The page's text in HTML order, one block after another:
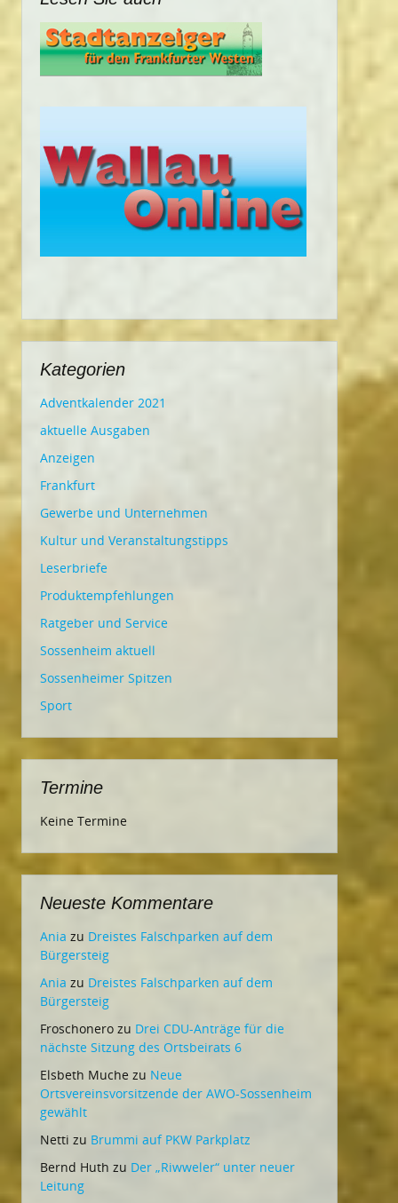
Kategorien
Adventkalender 2021
aktuelle Ausgaben
Anzeigen
Frankfurt
Gewerbe und Unternehmen
Kultur und Veranstaltungstipps
Leserbriefe
Produktempfehlungen
Ratgeber und Service
Sossenheim aktuell
Sossenheimer Spitzen
Sport
Termine
Keine Termine
Neueste Kommentare
Ania zu Dreistes Falschparken auf dem
Bürgersteig
Ania zu Dreistes Falschparken auf dem
Bürgersteig
Froschonero zu Drei CDU-Anträge für die
nächste Sitzung des Ortsbeirats 6
Elsbeth Muche zu Neue
Ortsvereinsvorsitzende der AWO-Sossenheim
gewählt
Netti zu Brummi auf PKW Parkplatz
Bernd Huth zu Der „Riwweler“ unter neuer
Leitung